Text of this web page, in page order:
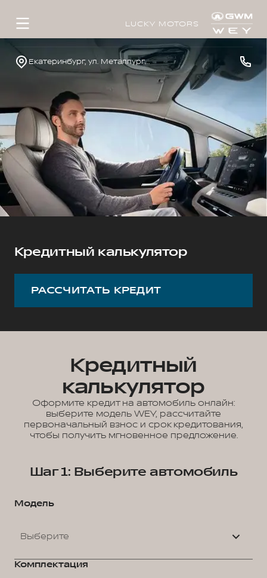
LUCKY MOTORS
Екатеринбург, ул. Металлургов, д. 65а
Кредитный калькулятор
РАССЧИТАТЬ КРЕДИТ
Кредитный
калькулятор
Оформите кредит на автомобиль онлайн:
выберите модель WEY, рассчитайте
первоначальный взнос и срок кредитования,
чтобы получить мгновенное предложение.
Шаг 1: Выберите автомобиль
Модель
Выберите
Комплектация